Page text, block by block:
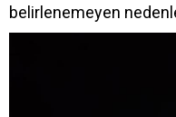
belirlenemeyen